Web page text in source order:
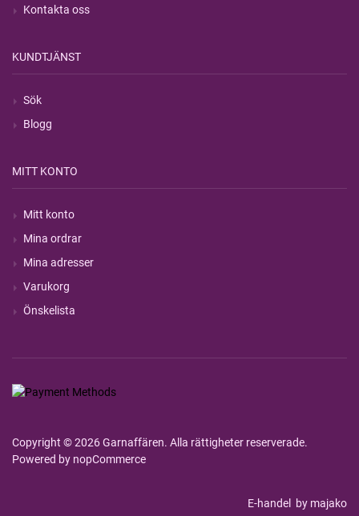
Kontakta oss
KUNDTJÄNST
Sök
Blogg
MITT KONTO
Mitt konto
Mina ordrar
Mina adresser
Varukorg
Önskelista
Copyright © 2026 Garnaffären. Alla rättigheter reserverade.
Powered by nopCommerce
E-handel by majako